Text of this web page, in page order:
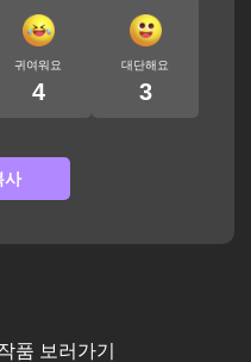
귀여워요
4
대단해요
3
사
품 보러가기